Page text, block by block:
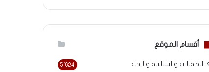
أقسام الموقع
المقالات والسياسه والادب 5٬624